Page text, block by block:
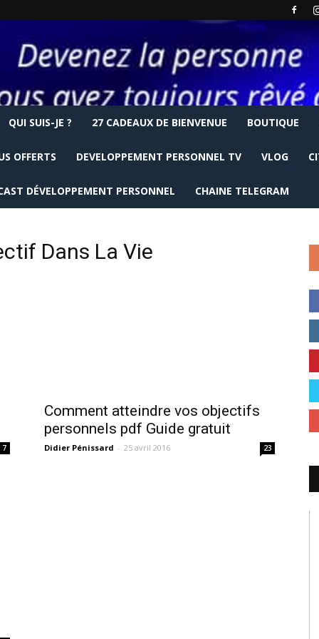
QUI SUIS-JE ? 27 CADEAUX DE BIENVENUE BOUTIQUE
OFFERTS DEVELOPPEMENT PERSONNEL TV VLOG
DÉVELOPPEMENT PERSONNEL CHAINE TELEGRAM
Dans La Vie
7
Comment atteindre vos objectifs
personnels pdf Guide gratuit
Didier Pénissard - 25 avril 2016 23